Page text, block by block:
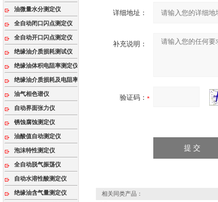
油微量水分测定仪
全自动闭口闪点测定仪
全自动开口闪点测定仪
绝缘油介质损耗测试仪
绝缘油体积电阻率测定仪
绝缘油介质损耗及电阻率测试仪
油气相色谱仪
自动界面张力仪
锈蚀腐蚀测定仪
油酸值自动测定仪
泡沫特性测定仪
全自动脱气振荡仪
自动水溶性酸测定仪
绝缘油含气量测定仪
详细地址：
补充说明：
验证码：
相关同类产品：